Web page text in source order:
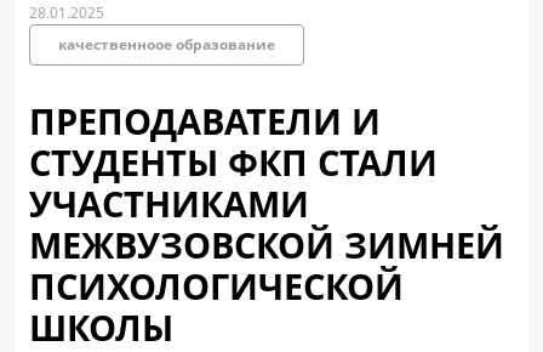
28.01.2025
качественноое образование
ПРЕПОДАВАТЕЛИ И
СТУДЕНТЫ ФКП СТАЛИ
УЧАСТНИКАМИ
МЕЖВУЗОВСКОЙ ЗИМНЕЙ
ПСИХОЛОГИЧЕСКОЙ
ШКОЛЫ